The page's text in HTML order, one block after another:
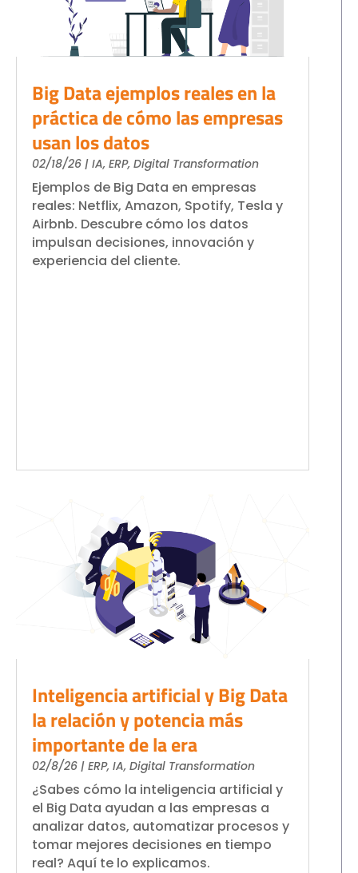
Big Data ejemplos reales en la
práctica de cómo las empresas
usan los datos
02/18/26 | IA, ERP, Digital Transformation
Ejemplos de Big Data en empresas
reales: Netflix, Amazon, Spotify, Tesla y
Airbnb. Descubre cómo los datos
impulsan decisiones, innovación y
experiencia del cliente.
Inteligencia artificial y Big Data
la relación y potencia más
importante de la era
02/8/26 | ERP, IA, Digital Transformation
¿Sabes cómo la inteligencia artificial y
el Big Data ayudan a las empresas a
analizar datos, automatizar procesos y
tomar mejores decisiones en tiempo
real? Aquí te lo explicamos.